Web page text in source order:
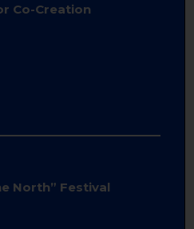
Co-Creation
North” Festival